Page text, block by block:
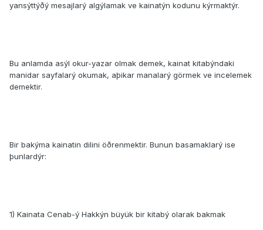
yansýttýðý mesajlarý algýlamak ve kainatýn kodunu kýrmaktýr.
Bu anlamda asýl okur-yazar olmak demek, kainat kitabýndaki
manidar sayfalarý okumak, aþikar manalarý görmek ve incelemek
demektir.
Bir bakýma kainatin dilini öðrenmektir. Bunun basamaklarý ise
þunlardýr:
1) Kainata Cenab-ý Hakkýn büyük bir kitabý olarak bakmak